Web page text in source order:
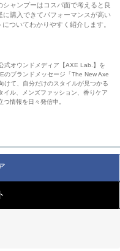
ャンプーはコスパ面で考えると良
購入できてパフォーマンスが高い
ついてわかりやすく紹介します。
式オウンドメディア【AXE Lab.】を
のブランドメッセージ「The New Axe
て、自分だけのスタイルが見つかる
イル、メンズファッション、香りケア
情報を日々発信中。